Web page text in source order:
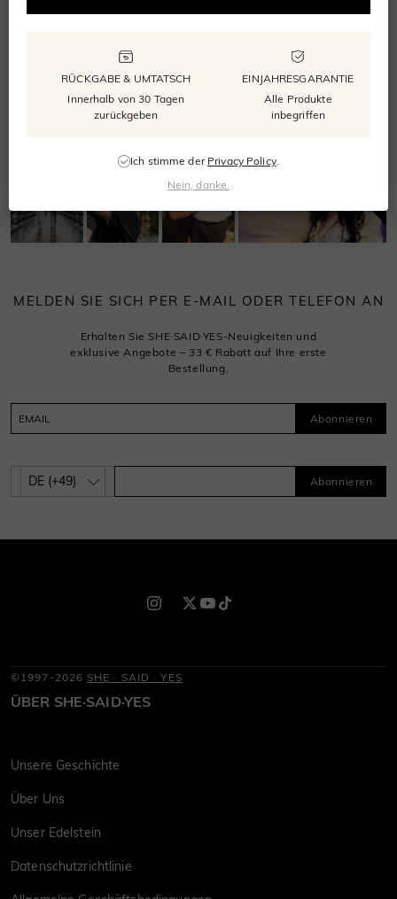
Mehr
MELDEN SIE SICH PER E-MAIL ODER TELEFON AN
Erhalten Sie SHE·SAID·YES-Neuigkeiten und
exklusive Angebote – 33 € Rabatt auf Ihre erste
Bestellung.
Abonnieren
Abonnieren
©1997-2026 SHE · SAID · YES
ÜBER SHE·SAID·YES
Unsere Geschichte
Über Uns
Unser Edelstein
Datenschutzrichtlinie
RÜCKGABE & UMTATSCH
Innerhalb von 30 Tagen
zurückgeben
EINJAHRESGARANTIE
Alle Produkte
inbegriffen
Ich stimme der Privacy Policy.
Nein, danke.